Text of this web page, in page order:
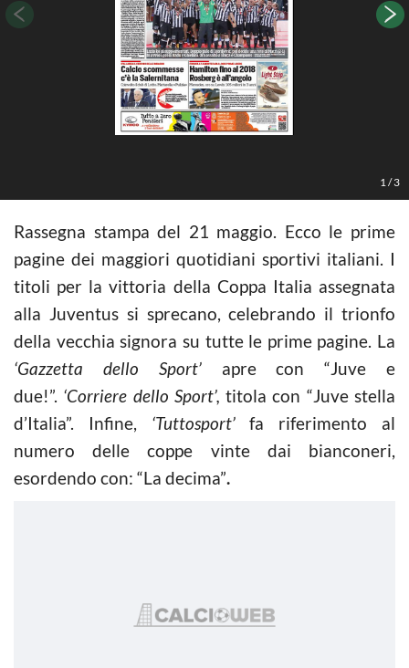
1 /3
Rassegna stampa del 21 maggio. Ecco le prime
pagine dei maggiori quotidiani sportivi italiani. I
titoli per la vittoria della Coppa Italia assegnata
alla Juventus si sprecano, celebrando il trionfo
della vecchia signora su tutte le prime pagine. La
‘Gazzetta dello Sport’apre con “Juve e
due!”. ‘Corriere dello Sport’,titola con “Juve stella
d’Italia”. Infine, ‘Tuttosport’fa riferimento al
numero delle coppe vinte dai bianconeri,
esordendo con: “La decima”.